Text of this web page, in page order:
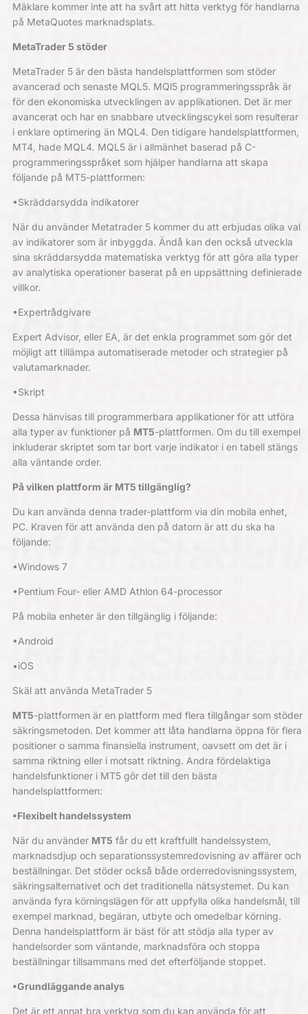
Mäklare kommer inte att ha svårt att hitta verktyg för handlarna
på MetaQuotes marknadsplats.
MetaTrader 5 stöder
MetaTrader 5 är den bästa handelsplattformen som stöder
avancerad och senaste MQL5. MQl5 programmeringsspråk är
för den ekonomiska utvecklingen av applikationen. Det är mer
avancerat och har en snabbare utvecklingscykel som resulterar
i enklare optimering än MQL4. Den tidigare handelsplattformen,
MT4, hade MQL4. MQL5 är i allmänhet baserad på C-
programmeringsspråket som hjälper handlarna att skapa
följande på MT5-plattformen:
•Skräddarsydda indikatorer
När du använder Metatrader 5 kommer du att erbjudas olika val
av indikatorer som är inbyggda. Ändå kan den också utveckla
sina skräddarsydda matematiska verktyg för att göra alla typer
av analytiska operationer baserat på en uppsättning definierade
villkor.
•Expertrådgivare
Expert Advisor, eller EA, är det enkla programmet som gör det
möjligt att tillämpa automatiserade metoder och strategier på
valutamarknader.
•Skript
Dessa hänvisas till programmerbara applikationer för att utföra
alla typer av funktioner på MT5-plattformen. Om du till exempel
inkluderar skriptet som tar bort varje indikator i en tabell stängs
alla väntande order.
På vilken plattform är MT5 tillgänglig?
Du kan använda denna trader-plattform via din mobila enhet,
PC. Kraven för att använda den på datorn är att du ska ha
följande:
•Windows 7
•Pentium Four- eller AMD Athlon 64-processor
På mobila enheter är den tillgänglig i följande:
•Android
•iOS
Skäl att använda MetaTrader 5
MT5-plattformen är en plattform med flera tillgångar som stöder
säkringsmetoden. Det kommer att låta handlarna öppna för flera
positioner o samma finansiella instrument, oavsett om det är i
samma riktning eller i motsatt riktning. Andra fördelaktiga
handelsfunktioner i MT5 gör det till den bästa
handelsplattformen:
•Flexibelt handelssystem
När du använder MT5 får du ett kraftfullt handelssystem,
marknadsdjup och separationssystemredovisning av affärer och
beställningar. Det stöder också både orderredovisningssystem,
säkringsalternativet och det traditionella nätsystemet. Du kan
använda fyra körningslägen för att uppfylla olika handelsmål, till
exempel marknad, begäran, utbyte och omedelbar körning.
Denna handelsplattform är bäst för att stödja alla typer av
handelsorder som väntande, marknadsföra och stoppa
beställningar tillsammans med det efterföljande stoppet.
•Grundläggande analys
Det är ett annat bra verktyg som du kan använda för att